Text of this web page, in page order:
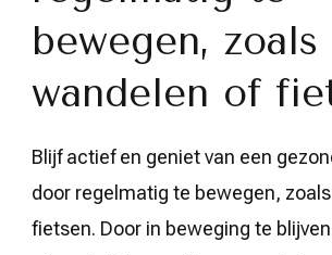
bewegen, zoals
wandelen of
Blijf actief en geniet van een
door regelmatig te bewegen,
fietsen. Door in beweging te